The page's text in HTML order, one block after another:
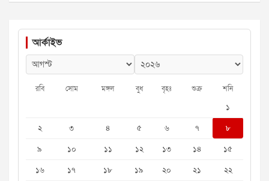
আর্কাইভ
রবি সোম মঙ্গল বুধ বৃহঃ শুক্র শনি
১
২
৩ ৪ ৫ ৬ ৭
৮
৯
১০ ১১ ১২ ১৩ ১৪
১৫
১৬
১৭ ১৮ ১৯ ২০ ২১
২২